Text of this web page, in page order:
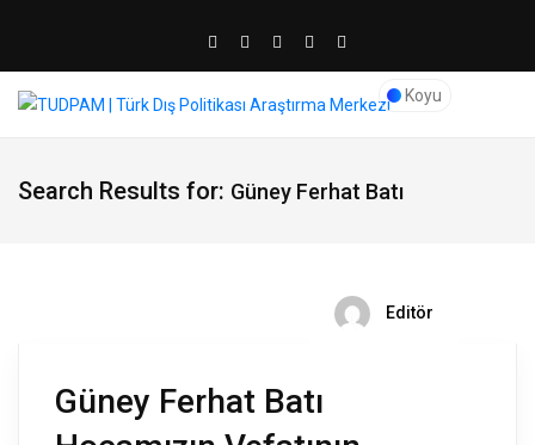
Koyu
Search Results for: Güney Ferhat Batı
Editör
Güney Ferhat Batı